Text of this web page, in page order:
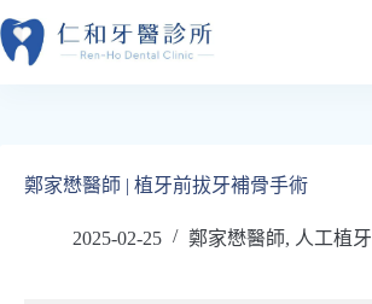
跳
至
鄭家懋醫師 | 植牙前拔牙補骨手術
2025-02-25 鄭家懋醫師, 人工植牙